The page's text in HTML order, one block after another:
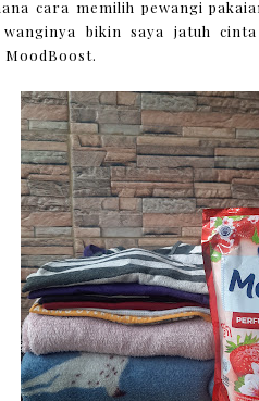
cara memilih pewangi
wanginya bikin saya jatuh